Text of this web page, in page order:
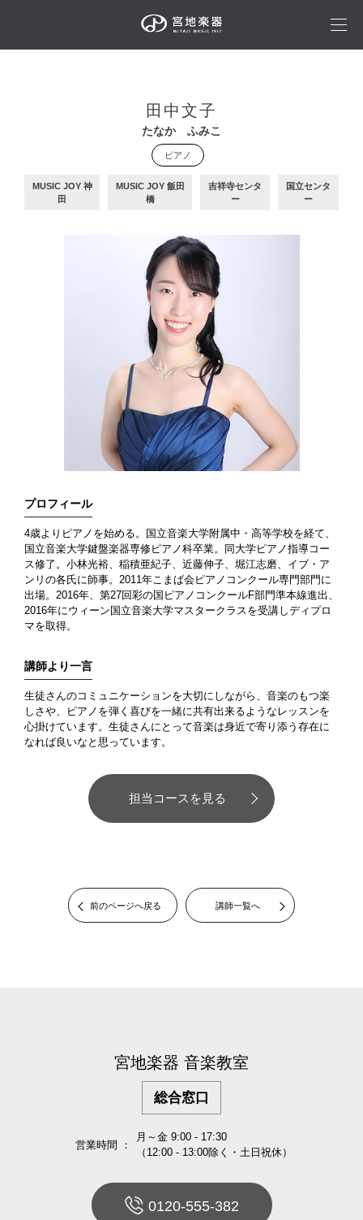
田中文子
たなか ふみこ
ピアノ
MUSIC JOY 神
田
MUSIC JOY 飯田
橋
吉祥寺センタ
ー
国立センタ
ー
プロフィール
4歳よりピアノを始める。国立音楽大学附属中・高等学校を経て、
国立音楽大学鍵盤楽器専修ピアノ科卒業。同大学ピアノ指導コー
ス修了。小林光裕、稲積亜紀子、近藤伸子、堀江志磨、イブ・ア
ンリの各氏に師事。2011年こまば会ピアノコンクール専門部門に
出場。2016年、第27回彩の国ピアノコンクールF部門準本線進出、
2016年にウィーン国立音楽大学マスタークラスを受講しディプロ
マを取得。
講師より一言
生徒さんのコミュニケーションを大切にしながら、音楽のもつ楽
しさや、ピアノを弾く喜びを一緒に共有出来るようなレッスンを
心掛けています。生徒さんにとって音楽は身近で寄り添う存在に
なれば良いなと思っています。
担当コースを見る
前のページへ戻る 講師一覧へ
宮地楽器 音楽教室
総合窓口
営業時間 ：
月～金 9:00 - 17:30
（12:00 - 13:00除く・土日祝休）
0120-555-382